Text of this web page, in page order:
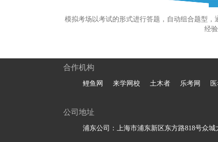
模拟考场以考试的形式进行答题，自动组合题型
经
合作机构
鲤鱼网 来学网校 土木者 乐考网
公司地址
浦东公司：上海市浦东新区东方路818号众城